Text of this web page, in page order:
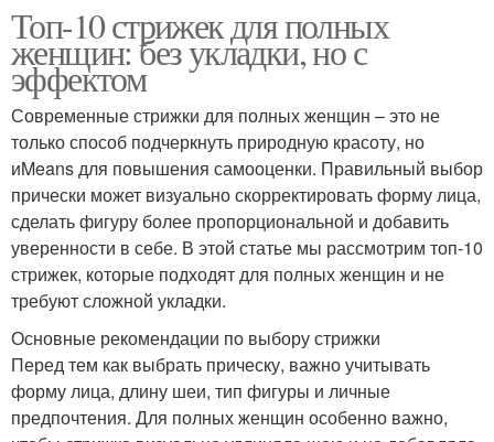
Топ-10 стрижек для полных
женщин: без укладки, но с
эффектом
Современные стрижки для полных женщин – это не
только способ подчеркнуть природную красоту, но
иMeans для повышения самооценки. Правильный выбор
прически может визуально скорректировать форму лица,
сделать фигуру более пропорциональной и добавить
уверенности в себе. В этой статье мы рассмотрим топ-10
стрижек, которые подходят для полных женщин и не
требуют сложной укладки.
Основные рекомендации по выбору стрижки
Перед тем как выбрать прическу, важно учитывать
форму лица, длину шеи, тип фигуры и личные
предпочтения. Для полных женщин особенно важно,